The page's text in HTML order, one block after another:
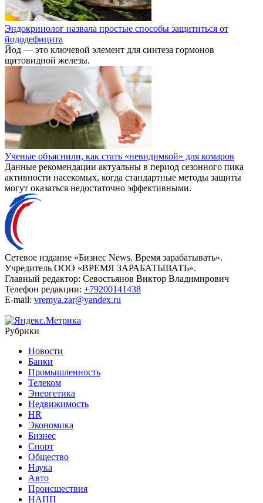
Эндокринолог назвала простые способы защититься от
йододефицита
Йод — это ключевой элемент для синтеза гормонов
щитовидной железы.
Ученые объяснили, как стать «невидимкой» для комаров
Данные рекомендации актуальны в период сезонного пика
активности насекомых, когда стандартные методы защиты
могут оказаться недостаточно эффективными.
Сетевое издание «Бизнес News. Время зарабатывать».
Учредитель ООО «ВРЕМЯ ЗАРАБАТЫВАТЬ».
Главный редактор: Севостьянов Виктор Владимирович
Телефон редакции: +79200141438
E-mail: vremya.zar@yandex.ru
Рубрики
Новости
Банки
Промышленность
Телеком
Энергетика
Недвижимость
HR
Экономика
Бизнес
Спорт
Общество
Наука
Авто
Происшествия
НАПП